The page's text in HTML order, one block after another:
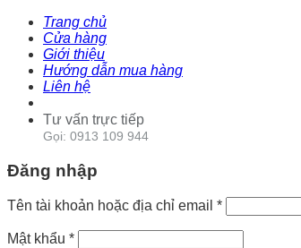
Trang chủ
Cửa hàng
Giới thiệu
Hướng dẫn mua hàng
Liên hệ
Tư vấn trực tiếp
Gọi: 0913 109 944
Đăng nhập
Tên tài khoản hoặc địa chỉ email *
Mật khẩu *